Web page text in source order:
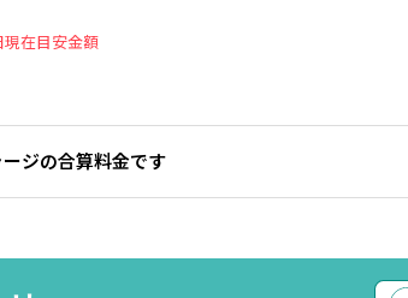
在目安金額
ジの合算料金です